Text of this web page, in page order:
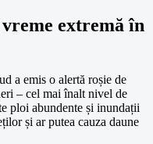
extremă în
a emis o alertă roșie de
– cel mai înalt nivel de
ploi abundente și inundații
și ar putea cauza daune